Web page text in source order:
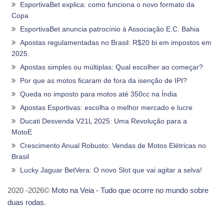
EsportivaBet explica: como funciona o novo formato da
Copa
EsportivaBet anuncia patrocínio à Associação E.C. Bahia
Apostas regulamentadas no Brasil: R$20 bi em impostos em
2025.
Apostas simples ou múltiplas: Qual escolher ao começar?
Por que as motos ficaram de fora da isenção de IPI?
Queda no imposto para motos até 350cc na Índia
Apostas Esportivas: escolha o melhor mercado e lucre
Ducati Desvenda V21L 2025: Uma Revolução para a
MotoE
Crescimento Anual Robusto: Vendas de Motos Elétricas no
Brasil
Lucky Jaguar BetVera: O novo Slot que vai agitar a selva!
2020 -2026© Moto na Veia - Tudo que ocorre no mundo sobre
duas rodas.